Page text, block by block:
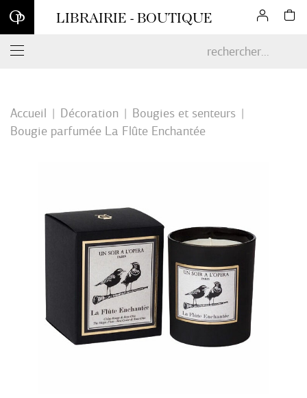
Inscrivez-vous à notre newsletter et profitez d'une remise de 10
% sur votre première commande en ligne*
LIBRAIRIE - BOUTIQUE
Accueil Décoration
Bougies et senteurs
Bougie parfumée La Flûte Enchantée